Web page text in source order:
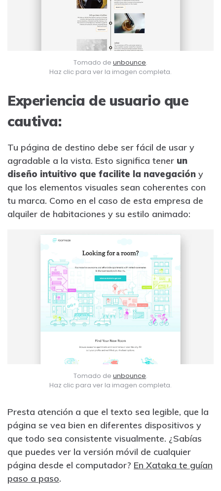
Tomado de unbounce.
Haz clic para ver la imagen completa.
Experiencia de usuario que
cautiva:
Tu página de destino debe ser fácil de usar y
agradable a la vista. Esto significa tener un
diseño intuitivo que facilite la navegación y
que los elementos visuales sean coherentes con
tu marca. Como en el caso de esta empresa de
alquiler de habitaciones y su estilo animado:
Tomado de unbounce.
Haz clic para ver la imagen completa.
Presta atención a que el texto sea legible, que la
página se vea bien en diferentes dispositivos y
que todo sea consistente visualmente. ¿Sabías
que puedes ver la versión móvil de cualquier
página desde el computador? En Xataka te guían
paso a paso.